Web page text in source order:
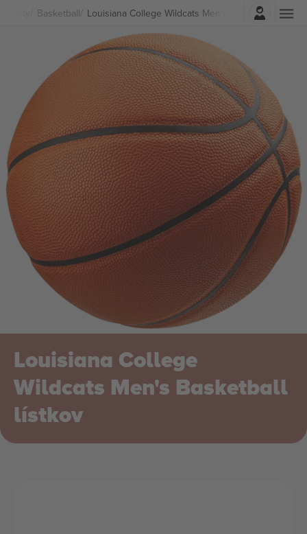
Basketball Louisiana College Wildcats Men's Basketball lístkov
Prihlásenie
Louisiana College
Wildcats Men's Basketball
lístkov